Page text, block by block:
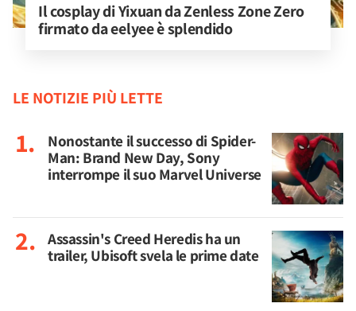
Il cosplay di Yixuan da Zenless Zone Zero
firmato da eelyee è splendido
LE NOTIZIE PIÙ LETTE
Nonostante il successo di Spider-
Man: Brand New Day, Sony
interrompe il suo Marvel Universe
Assassin's Creed Heredis ha un
trailer, Ubisoft svela le prime date